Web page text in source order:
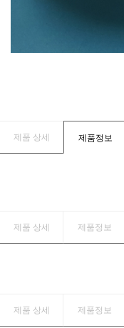
제품 상세 제품정보
제품 상세 제품정보
제품 상세 제품정보